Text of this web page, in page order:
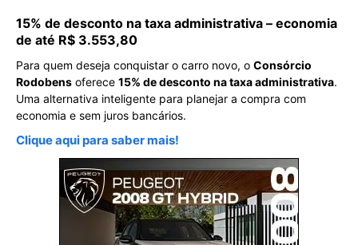
15% de desconto na taxa administrativa – economia
de até R$ 3.553,80
Para quem deseja conquistar o carro novo, o Consórcio
Rodobens oferece 15% de desconto na taxa administrativa.
Uma alternativa inteligente para planejar a compra com
economia e sem juros bancários.
Clique aqui para saber mais!